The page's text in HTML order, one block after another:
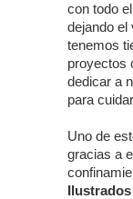
con todo
dejando el
tenemos
proyectos
dedicar a
para
Uno de
gracias a
Ilustrados